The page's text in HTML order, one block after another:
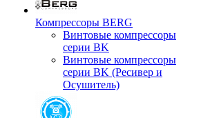
Компрессоры BERG
Винтовые компрессоры
серии BK
Винтовые компрессоры
серии BK (Ресивер и
Осушитель)